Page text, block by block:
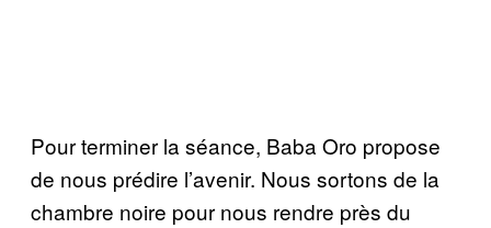
Pour terminer la séance, Baba Oro propose
de nous prédire l’avenir. Nous sortons de la
chambre noire pour nous rendre près du